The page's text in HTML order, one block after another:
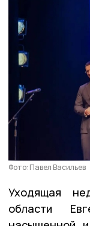
Фото: Павел Васильев
Уходящая
области